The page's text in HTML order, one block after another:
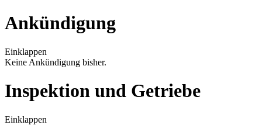
Ankündigung
Einklappen
Keine Ankündigung bisher.
Inspektion und Getriebe
Einklappen